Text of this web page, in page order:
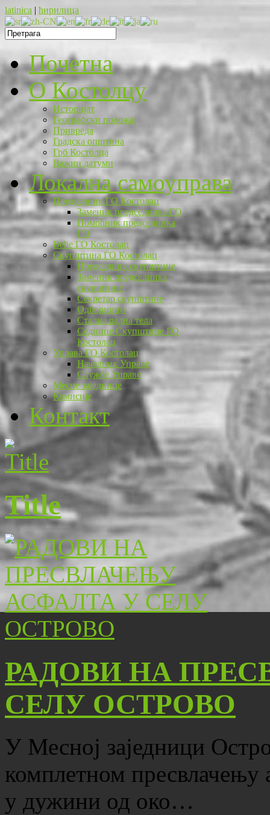
latinica | ћирилица
Почетна
O Костолцу
Историјат
Географски положај
Привреда
Градска општина
Грб Костолца
Важни датуми
Локална самоуправа
Председник ГО Костолац
Заменик председника ГО
Помоћник председника
ГО
Веће ГО Костолац
Скупштина ГО Костолац
Председник скупштине
Заменик председника
скупштине
Секретар скупштине
Одборници
Стална радна тела
Седнице Скупштине ГО
Костолац
Управа ГО Костолац
Начелник Управе
Службе Управе
Месне заједнице
Комисије
Контакт
Title
РАДОВИ НА
СЕЛУ ОСТРОВО
У Месној заједници
комплетном
у дужини од око…